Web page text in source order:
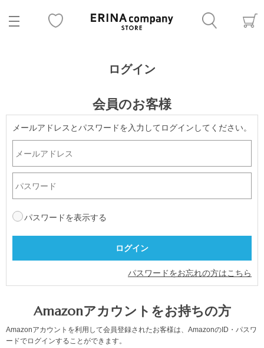
ログイン
会員のお客様
メールアドレスとパスワードを入力してログインしてください。
パスワードを表示する
パスワードをお忘れの方はこちら
Amazonアカウントをお持ちの方
Amazonアカウントを利用して会員登録されたお客様は、AmazonのID・パスワ
ードでログインすることができます。